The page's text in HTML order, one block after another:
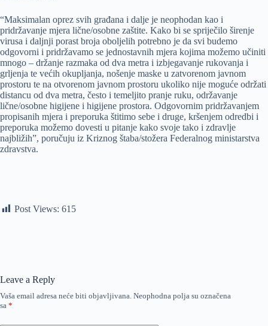
“Maksimalan oprez svih građana i dalje je neophodan kao i
pridržavanje mjera lične/osobne zaštite. Kako bi se spriječilo širenje
virusa i daljnji porast broja oboljelih potrebno je da svi budemo
odgovorni i pridržavamo se jednostavnih mjera kojima možemo učiniti
mnogo – držanje razmaka od dva metra i izbjegavanje rukovanja i
grljenja te većih okupljanja, nošenje maske u zatvorenom javnom
prostoru te na otvorenom javnom prostoru ukoliko nije moguće održati
distancu od dva metra, često i temeljito pranje ruku, održavanje
lične/osobne higijene i higijene prostora. Odgovornim pridržavanjem
propisanih mjera i preporuka štitimo sebe i druge, kršenjem odredbi i
preporuka možemo dovesti u pitanje kako svoje tako i zdravlje
najbližih”, poručuju iz Kriznog štaba/stožera Federalnog ministarstva
zdravstva.
Post Views: 615
Leave a Reply
Vaša email adresa neće biti objavljivana. Neophodna polja su označena
sa *